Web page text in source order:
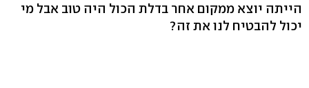
הייתה יוצא ממקום אחר בדלת הכול היה טוב אבל מי
יכול להבטיח לנו את זה?